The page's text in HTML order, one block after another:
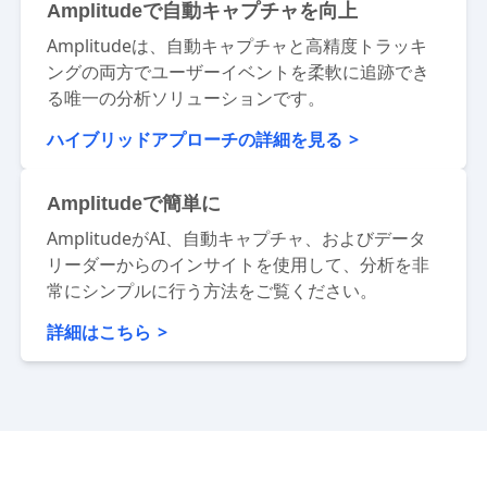
Amplitudeで自動キャプチャを向上
Amplitudeは、自動キャプチャと高精度トラッキ
る唯一の分析ソリューションです。
ハイブリッドアプローチの詳細を見る
Amplitudeで簡単に
AmplitudeがAI、自動キャプチャ、およびデータ
常にシンプルに行う方法をご覧ください。